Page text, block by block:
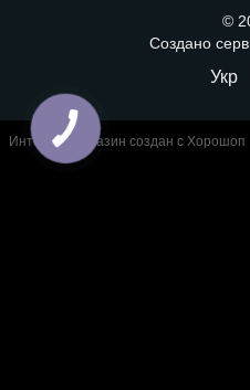
©
Создано
Укр
Интернет-магазин создан с Хорошоп